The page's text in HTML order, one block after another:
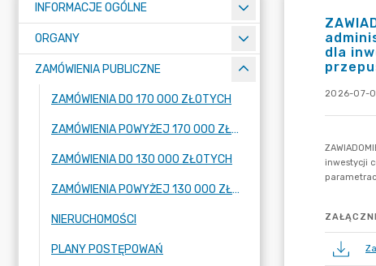
INFORMACJE OGÓLNE
ORGANY
ZAMÓWIENIA PUBLICZNE
ZAMÓWIENIA DO 170 000 ZŁOTYCH
ZAMÓWIENIA POWYŻEJ 170 000 ZŁOTYCH
ZAMÓWIENIA DO 130 000 ZŁOTYCH
ZAMÓWIENIA POWYŻEJ 130 000 ZŁOTYCH
NIERUCHOMOŚCI
PLANY POSTĘPOWAŃ
dla
2026-07-